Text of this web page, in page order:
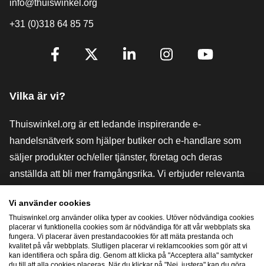
info@thuiswinkel.org
+31 (0)318 64 85 75
[_General:SocialMediaTitle]
Vilka är vi?
Thuiswinkel.org är ett ledande inspirerande e-
handelsnätverk som hjälper butiker och e-handlare som
säljer produkter och/eller tjänster, företag och deras
anställda att bli mer framgångsrika. Vi erbjuder relevanta
Thuiswinkel-recensioner, rättsliga medel och rådgivning,
stöd, marknadsundersökningar och vi har en egen
utbildningsplattform, Thuiswinkel e-Academy.
Vi använder cookies
Thuiswinkel.org använder olika typer av cookies. Utöver nödvändiga cookies
placerar vi funktionella cookies som är nödvändiga för att vår webbplats ska
fungera. Vi placerar även prestandacookies för att mäta prestanda och
kvalitet på vår webbplats. Slutligen placerar vi reklamcookies som gör att vi
kan identifiera och spåra dig. Genom att klicka på "Acceptera alla" samtycker